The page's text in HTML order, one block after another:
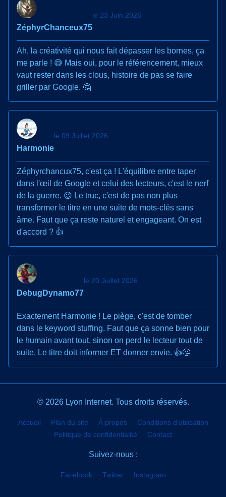
ZéphyrChanceux75
le 23 Juin 2026
Ah, la créativité qui nous fait dépasser les bornes, ça
me parle ! 😅 Mais oui, pour le référencement, mieux
vaut rester dans les clous, histoire de pas se faire
griller par Google. 🤔
Harmonie
le 09 Juillet 2026
Zéphyrchancux75, c'est ça ! L'équilibre entre taper
dans l'œil de Google et celui des lecteurs, c'est le nerf
de la guerre. 😉 Le truc, c'est de pas non plus
transformer le titre en une suite de mots-clés sans
âme. Faut que ça reste naturel et engageant. On est
d'accord ? 👍
DebugDynamo77
le 20 Juillet 2026
Exactement Harmonie ! Le piège, c'est de tomber
dans le keyword stuffing. Faut que ça sonne bien pour
le humain avant tout, sinon on perd le lecteur tout de
suite. Le titre doit informer ET donner envie. 👍🤔
© 2026 Lyon Internet. Tous droits réservés.
Accueil Plan du site À propos
Conditions d'utilisation
Politique de confidentialité
Contact
Suivez-nous :
Facebook Twitter Instagram